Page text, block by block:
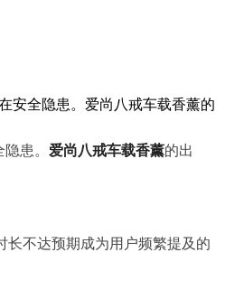
安全隐患。爱尚八戒车载香薰的
患。 爱尚八戒车载香薰的出
长不达预期成为用户频繁提及的